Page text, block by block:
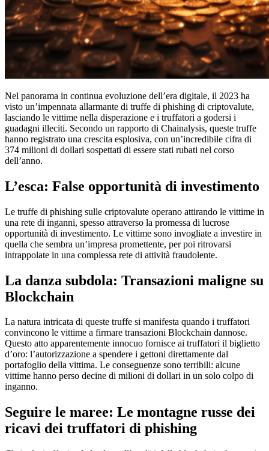
Nel panorama in continua evoluzione dell’era digitale, il 2023 ha
visto un’impennata allarmante di truffe di phishing di criptovalute,
lasciando le vittime nella disperazione e i truffatori a godersi i
guadagni illeciti. Secondo un rapporto di Chainalysis, queste truffe
hanno registrato una crescita esplosiva, con un’incredibile cifra di
374 milioni di dollari sospettati di essere stati rubati nel corso
dell’anno.
L’esca: False opportunità di investimento
Le truffe di phishing sulle criptovalute operano attirando le vittime in
una rete di inganni, spesso attraverso la promessa di lucrose
opportunità di investimento. Le vittime sono invogliate a investire in
quella che sembra un’impresa promettente, per poi ritrovarsi
intrappolate in una complessa rete di attività fraudolente.
La danza subdola: Transazioni maligne su
Blockchain
La natura intricata di queste truffe si manifesta quando i truffatori
convincono le vittime a firmare transazioni Blockchain dannose.
Questo atto apparentemente innocuo fornisce ai truffatori il biglietto
d’oro: l’autorizzazione a spendere i gettoni direttamente dal
portafoglio della vittima. Le conseguenze sono terribili: alcune
vittime hanno perso decine di milioni di dollari in un solo colpo di
inganno.
Seguire le maree: Le montagne russe dei
ricavi dei truffatori di phishing